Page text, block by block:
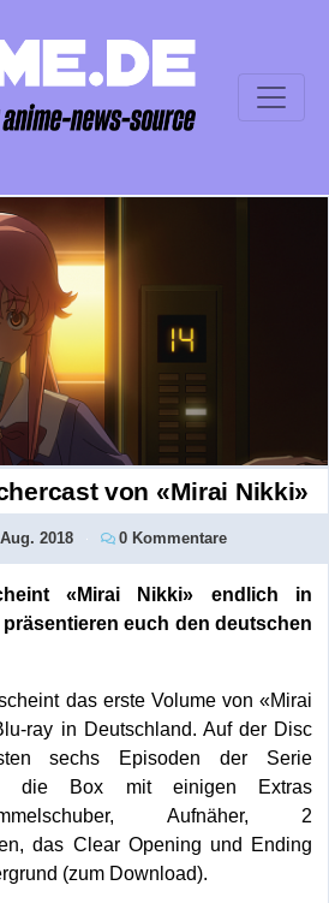
von «Mirai Nikki»
2018 0 Kommentare
«Mirai Nikki» endlich in
euch den deutschen
das erste Volume von «Mirai
ray in Deutschland. Auf der Disc
sechs Episoden der Serie
die Box mit einigen Extras
Aufnäher, 2
das Clear Opening und Ending
(zum Download).